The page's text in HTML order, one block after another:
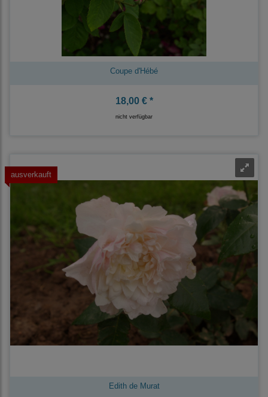
Coupe d'Hébé
18,00 € *
nicht verfügbar
ausverkauft
Edith de Murat